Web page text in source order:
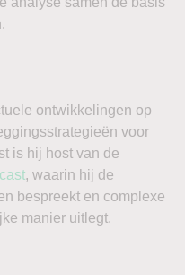
ontwikkelingen op
voor
is hij host van de
, waarin hij de
bespreekt en complexe
manier uitlegt.